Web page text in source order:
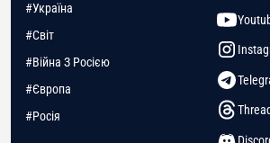
#Україна
#Світ
#Війна З Росією
#Європа
#Росія